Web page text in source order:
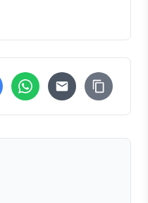
Tab)
in neuem Tab)
(öffnet in neuem Tab)